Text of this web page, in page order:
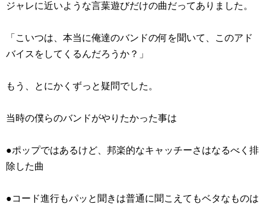
ジャレに近いような言葉遊びだけの曲だってありました。
「こいつは、本当に俺達のバンドの何を聞いて、このアド
バイスをしてくるんだろうか？」
もう、とにかくずっと疑問でした。
当時の僕らのバンドがやりたかった事は
●ポップではあるけど、邦楽的なキャッチーさはなるべく排
除した曲
●コード進行もパッと聞きは普通に聞こえてもベタなものは